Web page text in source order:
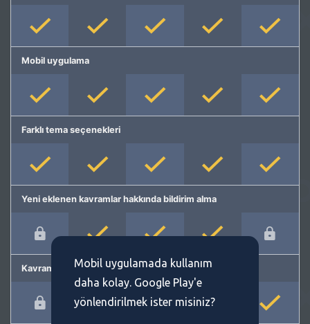
Mobil uygulama
Farklı tema seçenekleri
Yeni eklenen kavramlar hakkında bildirim alma
Kavram önermeMobil uygulamada kullanım
daha kolay. Google Play'e
yönlendirilmek ister misiniz?